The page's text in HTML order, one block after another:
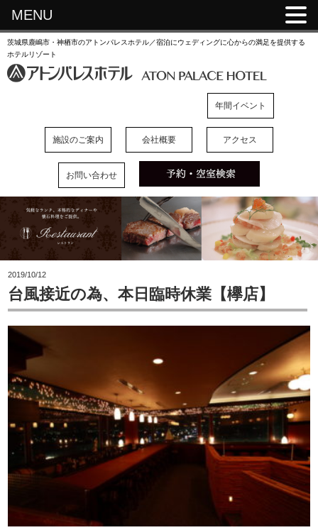
茨城県鹿嶋市・神栖市のアトンパレスホテル／宿泊にウェディングに心からの満足を提供する
ホテルリゾート
年間イベント
施設のご案内 会社概要 アクセス
お問い合わせ
2019/10/12
台風接近の為、本日臨時休業【欅店】
MENU